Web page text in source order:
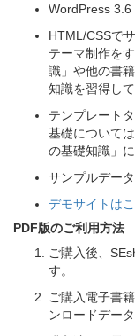
WordPress 3.6
HTML/CSSで
テーマ制作を
識」や他の書
知識を習得し
テンプレート
基礎について
の基礎知識」
サンプルデー
デモサイトは
PDF版のご利用方法
ご購入後、
す。
ご購入電子書
ンロードデー